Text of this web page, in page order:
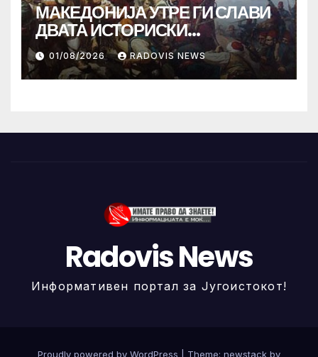
МАКЕДОНИЈА УТРЕ ГИ СЛАВИ
ДВАТА ИСТОРИСКИ
ИЛИНДЕНА!
01/08/2026 RADOVIS NEWS
Radovis News
Информативен портал за Југоистокот!
Proudly powered by WordPress Theme: newstack by